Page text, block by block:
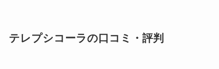
テレプシコーラの口コミ・評判